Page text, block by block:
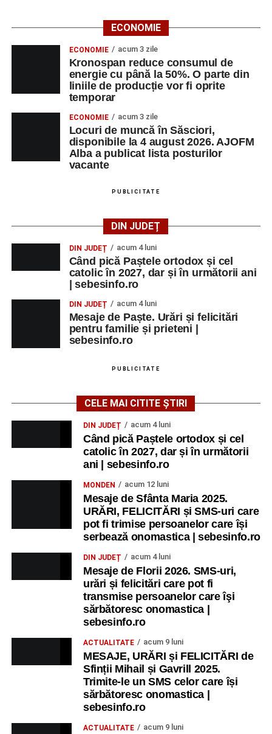
ECONOMIE
ECONOMIE acum 3 zile
Kronospan reduce consumul de
energie cu până la 50%. O parte din
liniile de producție vor fi oprite
temporar
ECONOMIE acum 3 zile
Locuri de muncă în Săsciori,
disponibile la 4 august 2026. AJOFM
Alba a publicat lista posturilor
vacante
PUBLICITATE
DIN JUDEȚ
DIN JUDEȚ acum 4 luni
Când pică Paștele ortodox și cel
catolic în 2027, dar și în următorii ani
| sebesinfo.ro
DIN JUDEȚ acum 4 luni
Mesaje de Paște. Urări și felicitări
pentru familie și prieteni |
sebesinfo.ro
PUBLICITATE
CELE MAI CITITE ȘTIRI
DIN JUDEȚ acum 4 luni
Când pică Paștele ortodox și cel
catolic în 2027, dar și în următorii
ani | sebesinfo.ro
MONDEN acum 12 luni
Mesaje de Sfânta Maria 2025.
URĂRI, FELICITĂRI și SMS-uri care
pot fi trimise persoanelor care își
serbează onomastica | sebesinfo.ro
DIN JUDEȚ acum 4 luni
Mesaje de Florii 2026. SMS-uri,
urări și felicitări care pot fi
transmise persoanelor care îşi
sărbătoresc onomastica |
sebesinfo.ro
ACTUALITATE acum 9 luni
MESAJE, URĂRI și FELICITĂRI de
Sfinții Mihail și Gavrill 2025.
Trimite-le un SMS celor care își
sărbătoresc onomastica |
sebesinfo.ro
ACTUALITATE acum 9 luni